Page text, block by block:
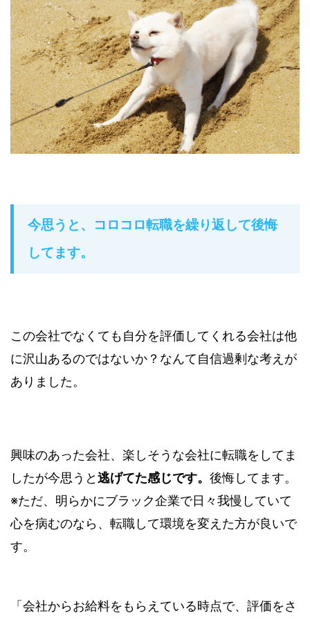
今思うと、コロコロ転職を繰り返して後悔
してます。
この会社でなくても自分を評価してくれる会社は他
に沢山あるのではないか？なんて自信過剰な考えが
ありました。
興味のあった会社、楽しそうな会社に転職をしてま
したが今思うと逃げてた感じです。 後悔してます。
※ただ、明らかにブラック企業で日々我慢していて
心を病むのなら、転職して環境を変えた方が良いで
す。
「会社からお給料をもらえている時点で、評価をさ